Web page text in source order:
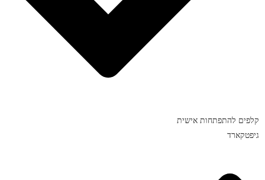
קלפים להתפתחות אישית
גיפטקארד